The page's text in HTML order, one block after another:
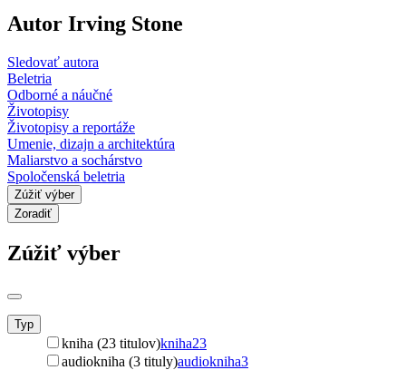
Autor Irving Stone
Sledovať autora
Beletria
Odborné a náučné
Životopisy
Životopisy a reportáže
Umenie, dizajn a architektúra
Maliarstvo a sochárstvo
Spoločenská beletria
Zúžiť výber
Zoradiť
Zúžiť výber
Typ
kniha (23 titulov)kniha23
audiokniha (3 tituly)audiokniha3